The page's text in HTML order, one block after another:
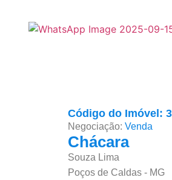
Código do Imóvel:
Negociação: Venda
Chácara
Souza Lima
Poços de Caldas - MG